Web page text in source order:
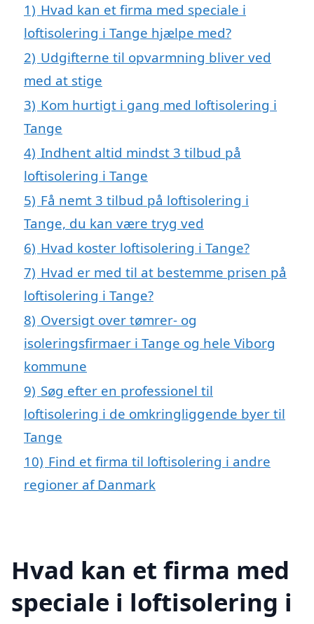
1) Hvad kan et firma med speciale i
loftisolering i Tange hjælpe med?
2) Udgifterne til opvarmning bliver ved
med at stige
3) Kom hurtigt i gang med loftisolering i
Tange
4) Indhent altid mindst 3 tilbud på
loftisolering i Tange
5) Få nemt 3 tilbud på loftisolering i
Tange, du kan være tryg ved
6) Hvad koster loftisolering i Tange?
7) Hvad er med til at bestemme prisen på
loftisolering i Tange?
8) Oversigt over tømrer- og
isoleringsfirmaer i Tange og hele Viborg
kommune
9) Søg efter en professionel til
loftisolering i de omkringliggende byer til
Tange
10) Find et firma til loftisolering i andre
regioner af Danmark
Hvad kan et firma med
speciale i loftisolering i